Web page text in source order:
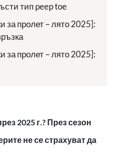
тип peep toe
за пролет – лято 2025]:
за пролет – лято 2025]:
2025 г.? През сезон
не се страхуват да